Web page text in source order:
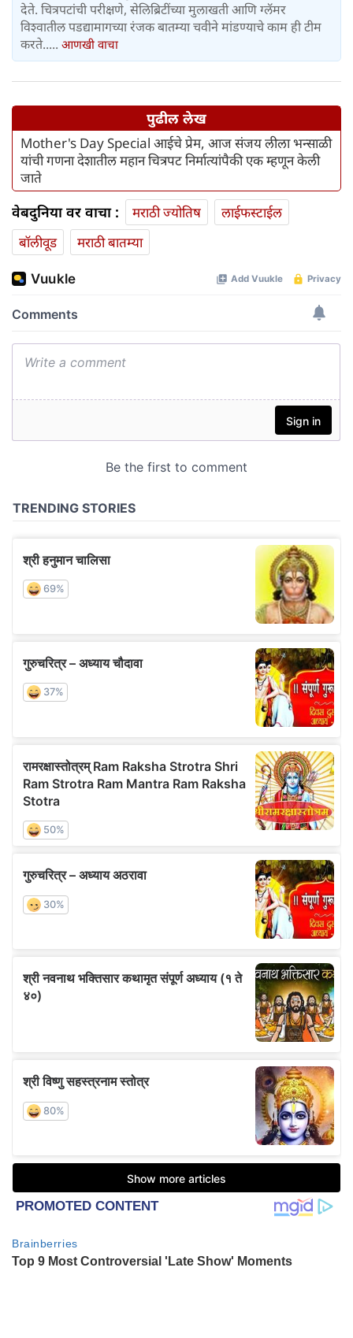
देते. चित्रपटांची परीक्षणे, सेलिब्रिटींच्या मुलाखती आणि ग्लॅमर
विश्वातील पडद्यामागच्या रंजक बातम्या चवीने मांडण्याचे काम ही टीम
करते..... आणखी वाचा
पुढील लेख
Mother's Day Special आईचे प्रेम, आज संजय लीला भन्साळी
यांची गणना देशातील महान चित्रपट निर्मात्यांपैकी एक म्हणून केली
जाते
वेबदुनिया वर वाचा : मराठी ज्योतिष
लाईफस्टाईल
बॉलीवूड
मराठी बातम्या